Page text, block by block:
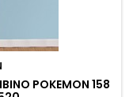
POKEMON 158